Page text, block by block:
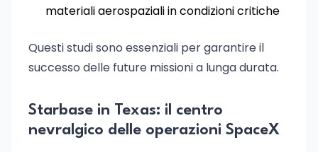
materiali aerospaziali in condizioni critiche
Questi studi sono essenziali per garantire il
successo delle future missioni a lunga durata.
Starbase in Texas: il centro
nevralgico delle operazioni SpaceX